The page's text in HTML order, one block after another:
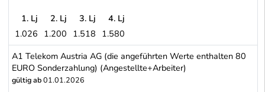
Handelsgewerbe (Angestellte)
1. Lj 2. Lj 3. Lj
4. Lj
1.026 1.200 1.518 1.580
A1 Telekom Austria AG (die angeführten Werte enthalten 80
EURO Sonderzahlung) (Angestellte+Arbeiter)
gültig ab01.01.2026